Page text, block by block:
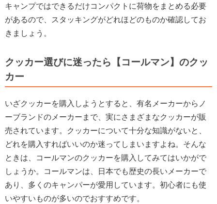
キャンプではできるだけコンパクトに荷物をまとめる必要
があるので、スタッキングがどれほどのものか確認してお
きましょう。
クッカー選びに迷ったら【コールマン】のクッ
カー
いざクッカーを購入しようとすると、有名メーカーからノ
ーブランドのメーカーまで、実にさまざまなクッカーが販
売されています。クッカーについて十分な知識がないと、
どれを購入すればいいのか迷ってしまいますよね。そんな
ときは、コールマンのクッカーを購入してみてはいかがで
しょうか。コールマンは、日本でも歴史の長いメーカーで
あり、多くのキャンパーが愛用しています。初心者にも使
いやすいものが多いのでおすすめです。